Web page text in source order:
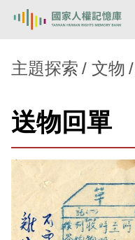
新生訓導處
蛋殼畫
主題探索
背景知識
關於我們
主題探索 文物
送物回單